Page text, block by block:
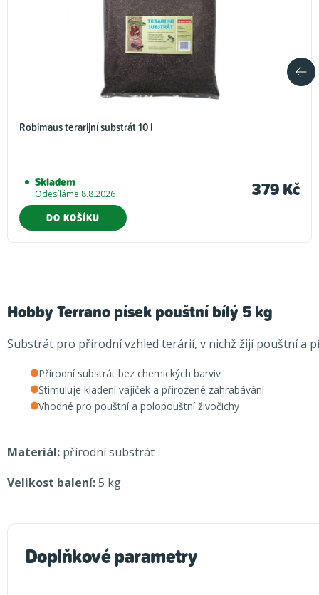
Robimaus terarijní substrát 10 l
Skladem
Odesíláme 8.8.2026 379 Kč
DO KOŠÍKU
Hobby Terrano písek pouštní bílý 5 kg
Substrát pro přírodní vzhled terárií, v nichž žijí pouštní a
Přírodní substrát bez chemických barviv
Stimuluje kladení vajíček a přirozené zahrabávání
Vhodné pro pouštní a polopouštní živočichy
Materiál: přírodní substrát
Velikost balení:5 kg
Doplňkové parametry